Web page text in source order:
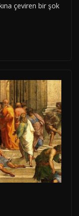
çeviren bir şok